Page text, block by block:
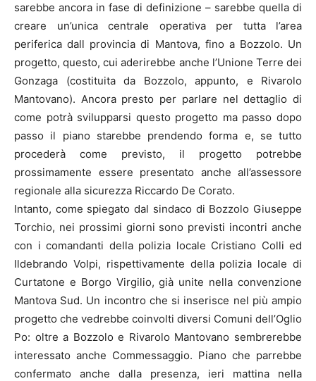
sarebbe ancora in fase di definizione – sarebbe quella di
creare un’unica centrale operativa per tutta l’area
periferica dall provincia di Mantova, fino a Bozzolo. Un
progetto, questo, cui aderirebbe anche l’Unione Terre dei
Gonzaga (costituita da Bozzolo, appunto, e Rivarolo
Mantovano). Ancora presto per parlare nel dettaglio di
come potrà svilupparsi questo progetto ma passo dopo
passo il piano starebbe prendendo forma e, se tutto
procederà come previsto, il progetto potrebbe
prossimamente essere presentato anche all’assessore
regionale alla sicurezza Riccardo De Corato.
Intanto, come spiegato dal sindaco di Bozzolo Giuseppe
Torchio, nei prossimi giorni sono previsti incontri anche
con i comandanti della polizia locale Cristiano Colli ed
Ildebrando Volpi, rispettivamente della polizia locale di
Curtatone e Borgo Virgilio, già unite nella convenzione
Mantova Sud. Un incontro che si inserisce nel più ampio
progetto che vedrebbe coinvolti diversi Comuni dell’Oglio
Po: oltre a Bozzolo e Rivarolo Mantovano sembrerebbe
interessato anche Commessaggio. Piano che parrebbe
confermato anche dalla presenza, ieri mattina nella